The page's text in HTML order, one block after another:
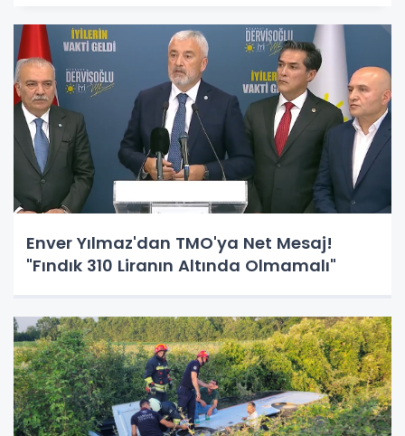
Enver Yılmaz'dan TMO'ya Net Mesaj!
"Fındık 310 Liranın Altında Olmamalı"